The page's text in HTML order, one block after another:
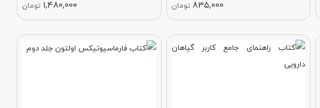
835,000 تومان 1,480,000 تومان